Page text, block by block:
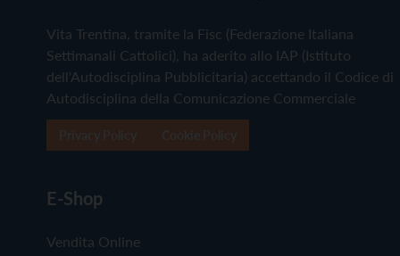
Vita Trentina, tramite la Fisc (Federazione Italiana
Settimanali Cattolici), ha aderito allo IAP (Istituto
dell'Autodisciplina Pubblicitaria) accettando il Codice di
Autodisciplina della Comunicazione Commerciale
E-Shop
Vendita Online